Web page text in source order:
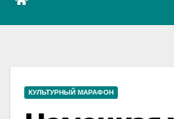
КУЛЬТУРНЫЙ МАРАФОН